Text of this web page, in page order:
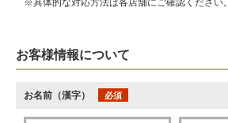
※具体的な対応方法は各店舗にご確認ください。
お客様情報について
お名前（漢字） 必須